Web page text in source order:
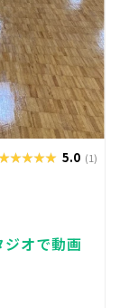
5.0 (1)
オで動画